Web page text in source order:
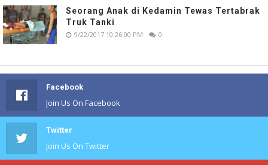
Seorang Anak di Kedamin Tewas Tertabrak
Truk Tanki
9/22/2017 10:26:00 PM 0
Facebook
Join Us On Facebook
Twitter
Join Us On Twitter